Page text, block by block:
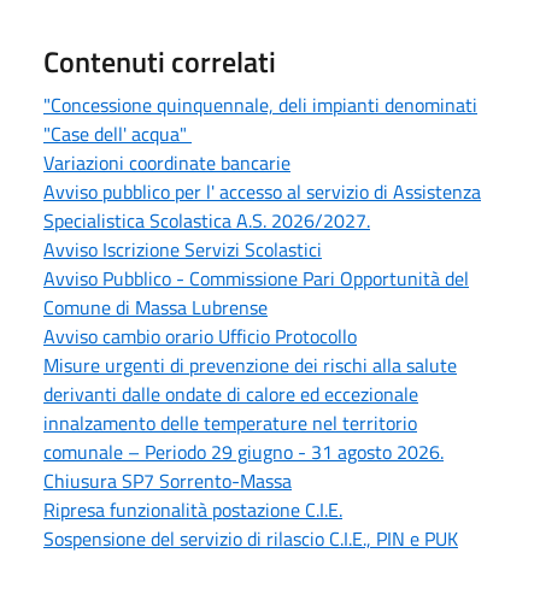
Contenuti correlati
"Concessione quinquennale, deli impianti denominati
"Case dell' acqua"
Variazioni coordinate bancarie
Avviso pubblico per l' accesso al servizio di Assistenza
Specialistica Scolastica A.S. 2026/2027.
Avviso Iscrizione Servizi Scolastici
Avviso Pubblico - Commissione Pari Opportunità del
Comune di Massa Lubrense
Avviso cambio orario Ufficio Protocollo
Misure urgenti di prevenzione dei rischi alla salute
derivanti dalle ondate di calore ed eccezionale
innalzamento delle temperature nel territorio
comunale – Periodo 29 giugno - 31 agosto 2026.
Chiusura SP7 Sorrento-Massa
Ripresa funzionalità postazione C.I.E.
Sospensione del servizio di rilascio C.I.E., PIN e PUK